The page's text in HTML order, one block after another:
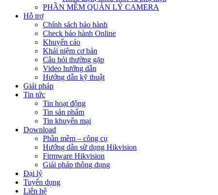
PHẦN MỀM QUẢN LÝ CAMERA
Hỗ trợ
Chính sách bảo hành
Check bảo hành Online
Khuyến cáo
Khái niệm cơ bản
Câu hỏi thường gặp
Video hướng dẫn
Hướng dẫn kỹ thuật
Giải pháp
Tin tức
Tin hoạt động
Tin sản phẩm
Tin khuyến mại
Download
Phần mềm – công cụ
Hướng dẫn sử dụng Hikvision
Firmware Hikvision
Giải pháp thông dụng
Đại lý
Tuyển dụng
Liên hệ